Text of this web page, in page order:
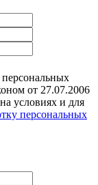
от 27.07.2006
условиях и для
персональных